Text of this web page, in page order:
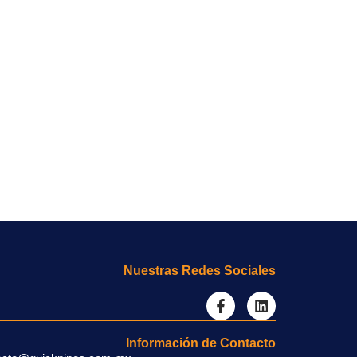
Nuestras Redes Sociales
Información de Contacto